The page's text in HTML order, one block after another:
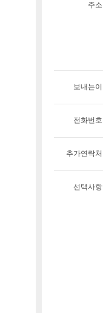
주소
보내는이
전화번호
추가연락처
선택사항